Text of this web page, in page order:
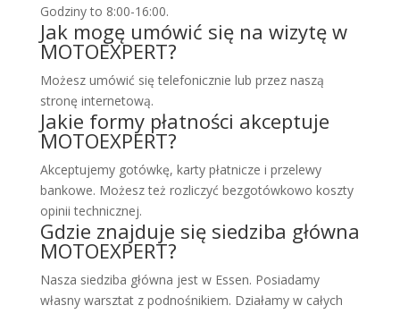
Godziny to 8:00-16:00.
Jak mogę umówić się na wizytę w
MOTOEXPERT?
Możesz umówić się telefonicznie lub przez naszą
stronę internetową.
Jakie formy płatności akceptuje
MOTOEXPERT?
Akceptujemy gotówkę, karty płatnicze i przelewy
bankowe. Możesz też rozliczyć bezgotówkowo koszty
opinii technicznej.
Gdzie znajduje się siedziba główna
MOTOEXPERT?
Nasza siedziba główna jest w Essen. Posiadamy
własny warsztat z podnośnikiem. Działamy w całych